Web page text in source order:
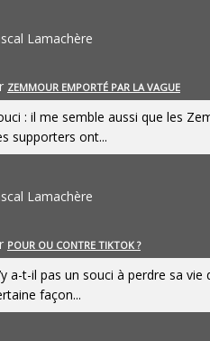
Lamachère
ZEMMOUR EMPORTÉ PAR LA VAGUE
: il me semble aussi que les
supporters ont...
Lamachère
POUR OU CONTRE TIKTOK ?
a-t-il pas un souci à perdre sa vie
façon...